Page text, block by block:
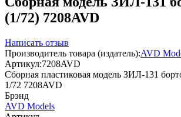
(1/72) 7208AVD
Написать отзыв
Производитель товара (издатель):AVD
Артикул:7208AVD
Сборная пластиковая модель ЗИЛ-131
1/72 7208AVD
Брэнд
AVD Models